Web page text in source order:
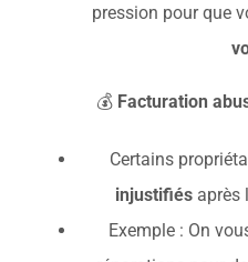
pression pour que
💰 Facturation
Certains
injustifiésaprès
Exemple : On